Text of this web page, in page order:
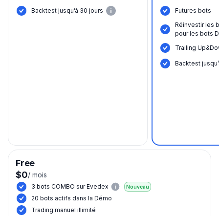
Вacktest jusqu’à 30 jours
Futures bots
Réinvestir les
pour les bots
Trailing
Вacktest
Free
$0/ mois
3 bots COMBO sur Evedex Nouveau
20 bots actifs dans la Démo
Trading manuel illimité